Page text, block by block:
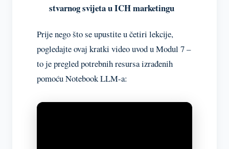
stvarnog svijeta u ICH marketingu
Prije nego što se upustite u četiri lekcije,
pogledajte ovaj kratki video uvod u Modul 7 –
to je pregled potrebnih resursa izrađenih
pomoću Notebook LLM-a: